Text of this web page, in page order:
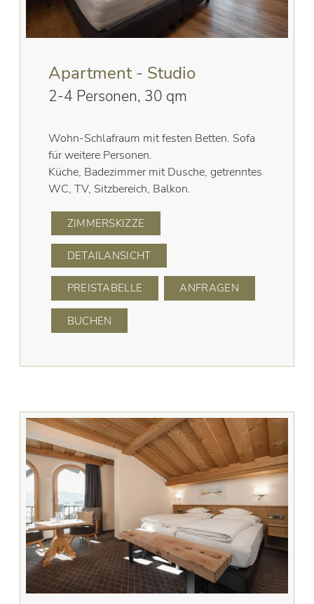
Apartment - Studio
2-4 Personen, 30 qm
Wohn-Schlafraum mit festen Betten. Sofa
für weitere Personen.
Küche, Badezimmer mit Dusche, getrenntes
WC, TV, Sitzbereich, Balkon.
ZIMMERSKIZZE
DETAILANSICHT
PREISTABELLE ANFRAGEN
BUCHEN